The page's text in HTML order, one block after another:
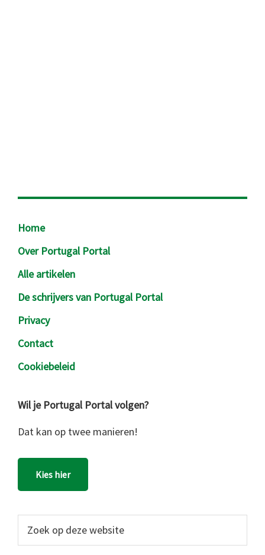
Footer
Home
Over Portugal Portal
Alle artikelen
De schrijvers van Portugal Portal
Privacy
Contact
Cookiebeleid
Wil je Portugal Portal volgen?
Dat kan op twee manieren!
Kies hier